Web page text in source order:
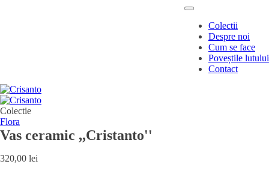
Colectii
Despre noi
Cum se face
Poveștile lutului
Contact
Colectie
Flora
Vas ceramic ,,Cristanto''
320,00 lei